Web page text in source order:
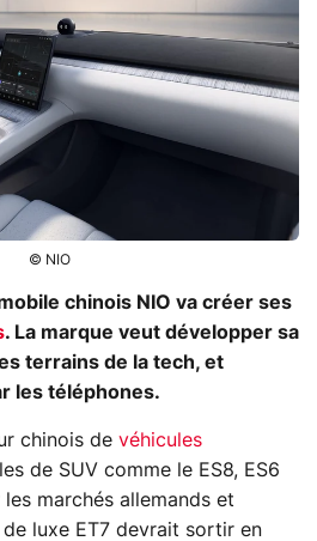
© NIO
chinois NIO va créer ses
. La marque veut développer sa
terrains de la tech, et
les téléphones.
chinois de véhicules
de SUV comme le ES8, ES6
marchés allemands et
luxe ET7 devrait sortir en